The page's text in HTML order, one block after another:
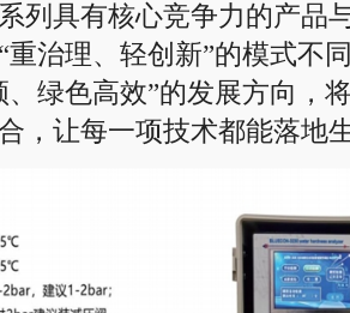
列具有核心竞争力的产品
重治理、轻创新”的模式不
、绿色高效”的发展方向，
，让每一项技术都能落地